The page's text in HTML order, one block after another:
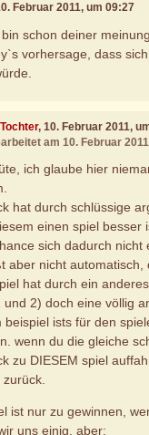
Februar 2011, um 09:27
schon deiner
vorhersage, dass
, 10. Februar 2011,
am 10. Februar
ich glaube hier
hat durch schlüssige
einen spiel besser
sich dadurch nicht
aber nicht automatisch,
hat durch ein
und 2) doch eine völlig
beispiel ists für den
wenn du die gleiche
zu DIESEM spiel
ist nur zu gewinnen,
uns einig. aber: